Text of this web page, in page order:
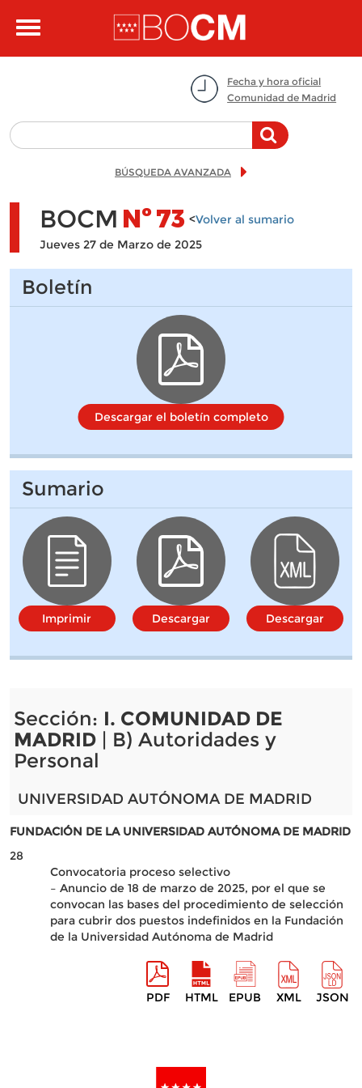
Toggle
Fecha y hora oficial
Comunidad de Madrid
BÚSQUEDA AVANZADA
BOCM Nº73 <Volver al sumario
Jueves 27 de Marzo de 2025
Boletín
Descargar el boletín completo
Sumario
Imprimir Descargar Descargar
Sección: I. COMUNIDAD DE
MADRID| B) Autoridades y
Personal
UNIVERSIDAD AUTÓNOMA DE MADRID
FUNDACIÓN DE LA UNIVERSIDAD AUTÓNOMA DE MADRID
28
Convocatoria proceso selectivo
– Anuncio de 18 de marzo de 2025, por el que se
convocan las bases del procedimiento de selección
para cubrir dos puestos indefinidos en la Fundación
de la Universidad Autónoma de Madrid
PDF HTML EPUB XML JSON